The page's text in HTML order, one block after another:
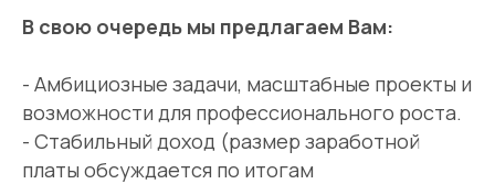
В свою очередь мы предлагаем Вам:
- Амбициозные задачи, масштабные проекты и
возможности для профессионального роста.
- Стабильный доход (размер заработной
платы обсуждается по итогам